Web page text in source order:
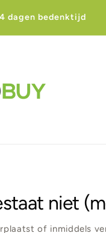
dagen bedenktijd
niet
of inmiddels